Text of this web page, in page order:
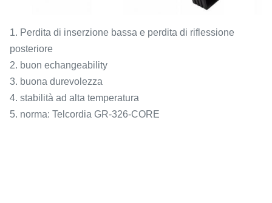
1. Perdita di inserzione bassa e perdita di riflessione
posteriore
2. buon echangeability
3. buona durevolezza
4. stabilità ad alta temperatura
5. norma: Telcordia GR-326-CORE